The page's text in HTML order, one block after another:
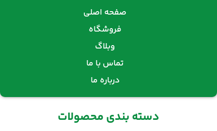
صفحه اصلی
فروشگاه
وبلاگ
تماس با ما
درباره ما
دسته بندی محصولات